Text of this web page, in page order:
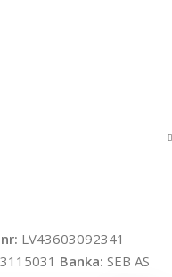
LV43603092341
Banka: SEB AS